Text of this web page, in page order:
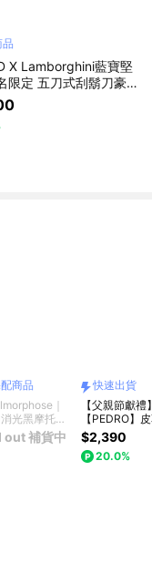
X Lamborghini藍寶堅
限定 五刀式刮鬍刀豪
組 生日禮物 送禮推
物 現貨禮物獨家 新品
男生 男友禮物 巨蟹座
商品
｜
光黑摩托車
out 補貨中
快速出貨
【父親節獻禮
【PEDRO】
面皮帶｜男生
物｜型男單品
出貨｜小CK
$2,390
20.0%